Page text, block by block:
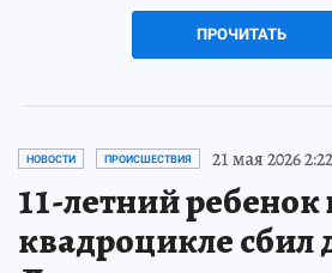
ПРОЧИТАТЬ
НОВОСТИ ПРОИСШЕСТВИЯ 21 мая 2026 2:22
11-летний ребенок
квадроцикле сбил